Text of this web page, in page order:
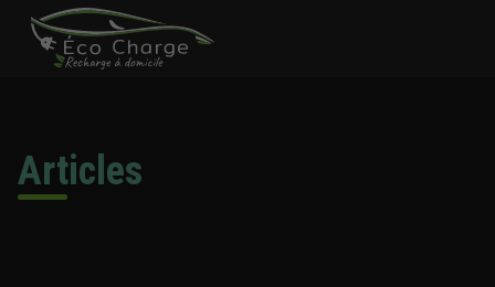
Articles